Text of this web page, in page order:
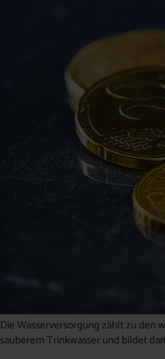
Die Wasserversorgung zählt zu
sauberem Trinkwasser und bildet